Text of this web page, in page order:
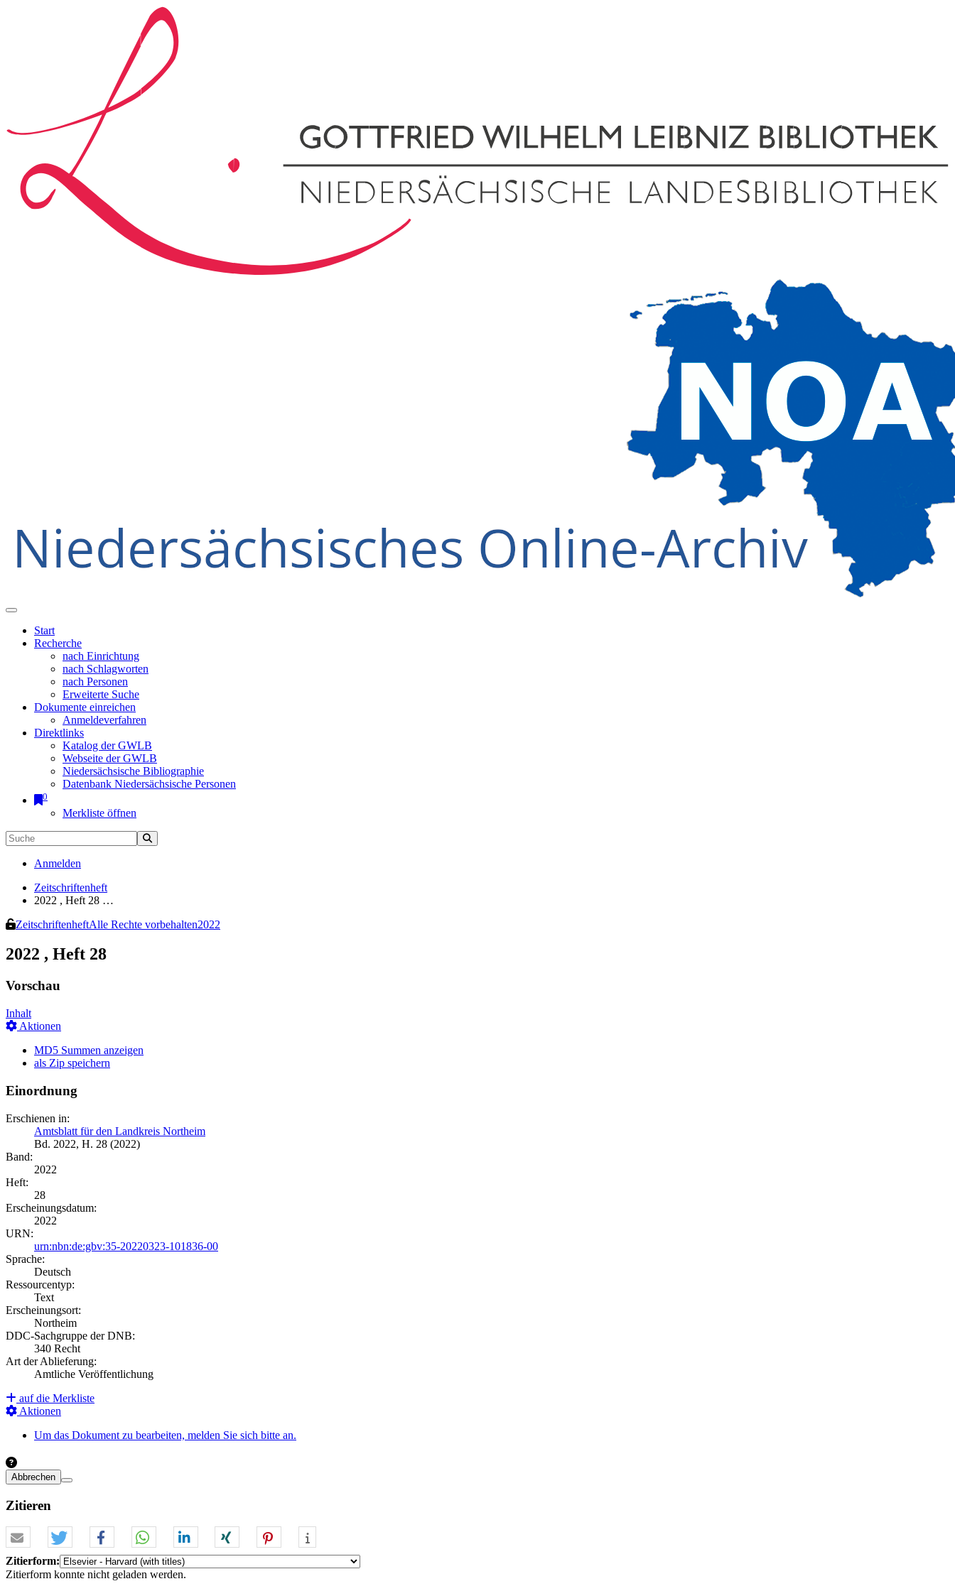
Start
Recherche
nach Einrichtung
nach Schlagworten
nach Personen
Erweiterte Suche
Dokumente einreichen
Anmeldeverfahren
Direktlinks
Katalog der GWLB
Webseite der GWLB
Niedersächsische Bibliographie
Datenbank Niedersächsische Personen
0
Merkliste öffnen
Anmelden
Zeitschriftenheft
2022 , Heft 28 …
ZeitschriftenheftAlle Rechte vorbehalten2022
2022 , Heft 28
Vorschau
Inhalt
Aktionen
MD5 Summen anzeigen
als Zip speichern
Einordnung
Erschienen in:
Amtsblatt für den Landkreis Northeim
Bd. 2022, H. 28 (2022)
Band:
2022
Heft:
28
Erscheinungsdatum:
2022
URN:
urn:nbn:de:gbv:35-20220323-101836-00
Sprache:
Deutsch
Ressourcentyp:
Text
Erscheinungsort:
Northeim
DDC-Sachgruppe der DNB:
340 Recht
Art der Ablieferung:
Amtliche Veröffentlichung
auf die Merkliste
Aktionen
Um das Dokument zu bearbeiten, melden Sie sich bitte an.
Abbrechen
Zitieren
Zitierform:
Zitierform konnte nicht geladen werden.